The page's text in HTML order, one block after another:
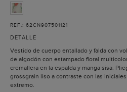
REF.: 62CN907501121
DETALLE
Vestido de cuerpo entallado y falda con
de algodón con estampado floral
cremallera en la espalda y manga sisa.
grossgrain liso a contraste con las
extremo.